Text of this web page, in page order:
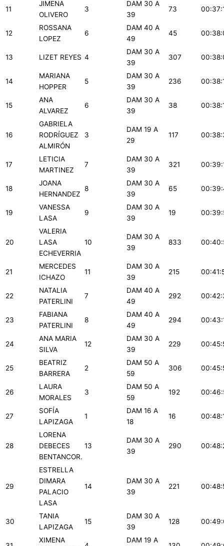
11
JIMENA
OLIVERO
3
DAM 30 A
39
73
12
ROSSANA
LOPEZ
6
DAM 40 A
49
45
13 LIZET REYES 4
DAM 30 A
39
307
14
MARIANA
HOPPER
5
DAM 30 A
39
236
15
ANA
ALVAREZ
6
DAM 30 A
39
38
16
GABRIELA
RODRÍGUEZ
ALMIRÓN
3
DAM 19 A
29
117
17
LETICIA
MARTINEZ
7
DAM 30 A
39
321
18
JOANA
HERNANDEZ
8
DAM 30 A
39
65
19
VANESSA
LASA
9
DAM 30 A
39
19
20
VALERIA
LASA
ECHEVERRIA
10
DAM 30 A
39
833
21
MERCEDES
ICHAZO
11
DAM 30 A
39
215
22
NATALIA
PATERLINI
7
DAM 40 A
49
292
23
FABIANA
PATERLINI
8
DAM 40 A
49
294
24
ANA MARIA
SILVA
12
DAM 30 A
39
229
25
BEATRIZ
BARRERA
2
DAM 50 A
59
306
26
LAURA
MORALES
3
DAM 50 A
59
192
27
SOFÍA
LAPIZAGA
1
DAM 16 A
18
16
28
LORENA
DEBECES
BENTANCOR.
13
DAM 30 A
39
290
29
ESTRELLA
DIMARA
PALACIO
LASA
14
DAM 30 A
39
221
30
TANIA
LAPIZAGA
15
DAM 30 A
39
128
XIMENA
DAM 19 A